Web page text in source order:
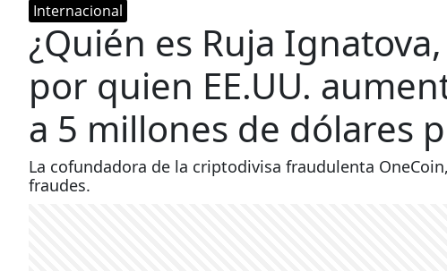
Internacional
¿Quién es Ruja
por quien EE.UU.
a 5 millones de dólares
La cofundadora de la criptodivisa fraudulenta
fraudes.